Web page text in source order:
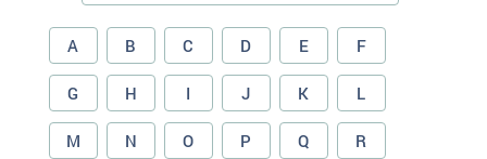
A B C D E F
G H I J K L
M N O P Q R